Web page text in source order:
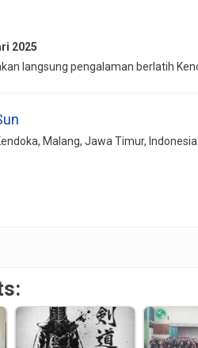
2025
langsung pengalaman berlatih
Malang, Jawa Timur, Indonesia